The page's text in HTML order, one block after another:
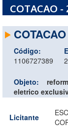
COTACAO -
COTACAO
Código:
1106727389
Objeto:
eletrico
Licitante